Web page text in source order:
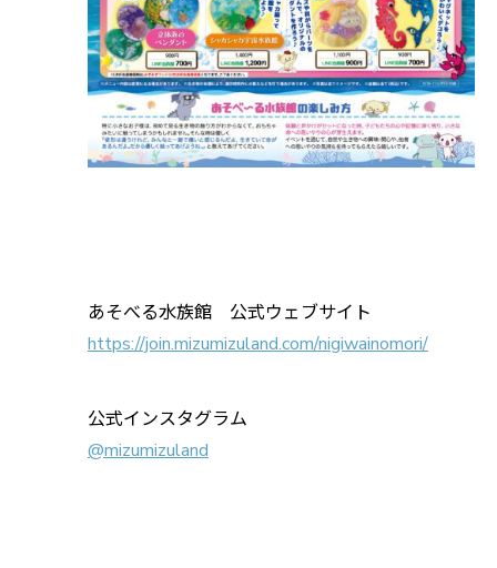
あそべる水族館 公式ウェブサイト
https://join.mizumizuland.com/nigiwainomori/
公式インスタグラム
@mizumizuland